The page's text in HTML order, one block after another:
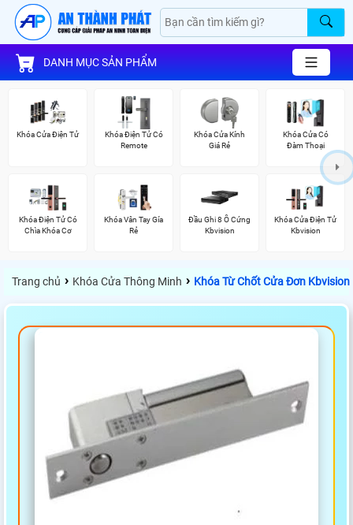
DANH MỤC SẢN PHẨM
Khóa Cửa Điện Tử
Khóa Điện Tử Có
Remote
Khóa Cửa Kính
Giá Rẻ
Khóa Cửa Có
Đàm Thoại
Khóa Điện Tử Có
Chìa Khóa Cơ
Khóa Vân Tay Gía
Rẻ
Đầu Ghi 8 Ổ Cứng
Kbvision
Khóa Cửa Điện Tử
Kbvision
Trang chủ › Khóa Cửa Thông Minh › Khóa Từ Chốt Cửa Đơn Kbvision